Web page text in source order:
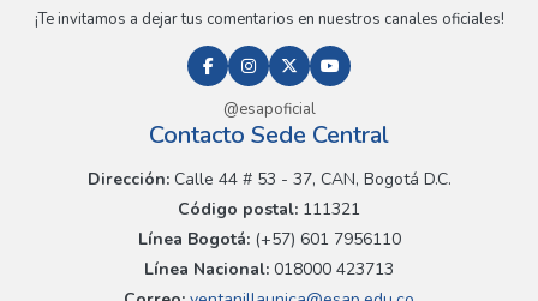
¡Te invitamos a dejar tus comentarios en nuestros canales oficiales!
@esapoficial
Contacto Sede Central
Dirección:Calle 44 # 53 - 37, CAN, Bogotá D.C.
Código postal: 111321
Línea Bogotá:(+57) 601 7956110
Línea Nacional: 018000 423713